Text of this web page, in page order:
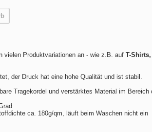
vielen Produktvariationen an - wie z.B. auf T-
der Druck hat eine hohe Qualität und ist stabil.
Tragekordel und verstärktes Material im Bereich
ca. 180g/qm, läuft beim Waschen nicht ein